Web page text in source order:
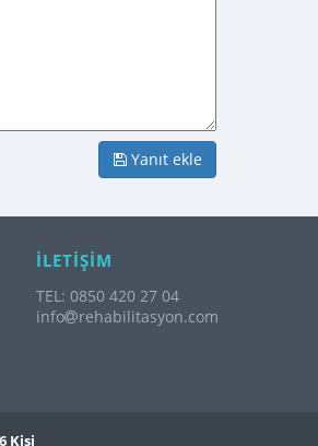
Yanıt ekle
İLETİŞİM
TEL: 0850 420 27 04
info
rehabilitasyon.com
Kişi